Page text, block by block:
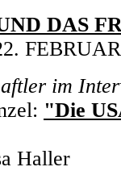
DAS
im
"Die
Haller